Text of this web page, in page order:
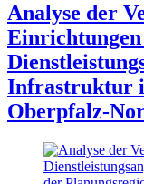
Analyse der
Infrastruktur
Oberpfalz-